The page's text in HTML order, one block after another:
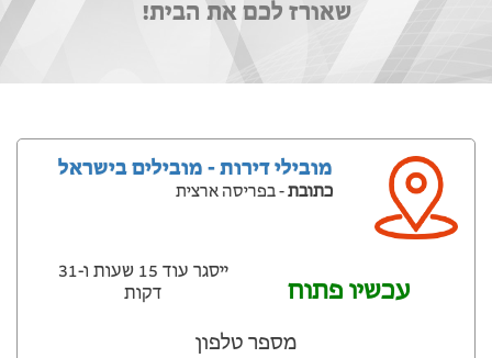
שאורז לכם את הבית!
מובילי דירות - מובילים בישראל
כתובת- בפריסה ארצית
עכשיו פתוח
ייסגר עוד 15 שעות ‫ו-31
דקות
מספר טלפון